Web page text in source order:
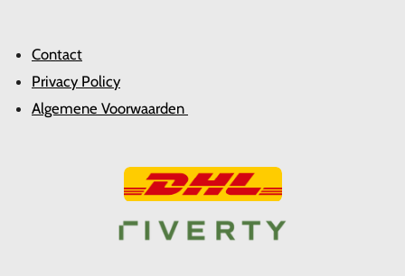
Contact
Privacy Policy
Algemene Voorwaarden